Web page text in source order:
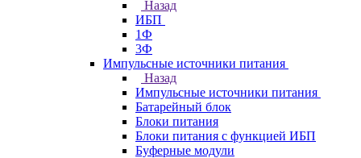
Назад
ИБП
1Ф
3Ф
Импульсные источники питания
Назад
Импульсные источники питания
Батарейный блок
Блоки питания
Блоки питания с функцией ИБП
Буферные модули